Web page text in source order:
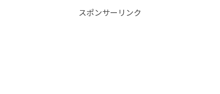
スポンサーリンク